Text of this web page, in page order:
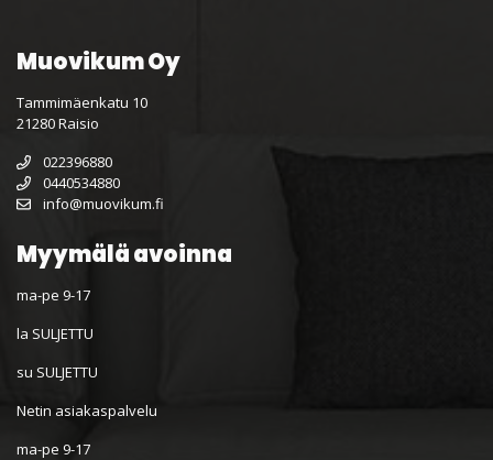
Muovikum Oy
Tammimäenkatu 10
21280 Raisio
022396880
0440534880
info@muovikum.fi
Myymälä avoinna
ma-pe 9-17
la SULJETTU
su SULJETTU
Netin asiakaspalvelu
ma-pe 9-17